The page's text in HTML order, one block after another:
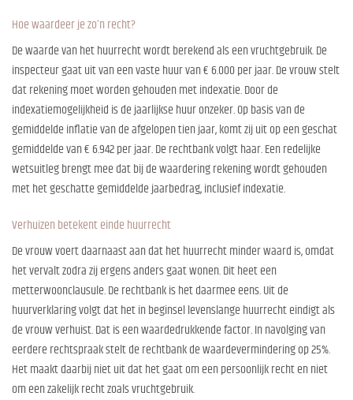
Hoe waardeer je zo’n recht?
De waarde van het huurrecht wordt berekend als een vruchtgebruik. De
inspecteur gaat uit van een vaste huur van € 6.000 per jaar. De vrouw stelt
dat rekening moet worden gehouden met indexatie. Door de
indexatiemogelijkheid is de jaarlijkse huur onzeker. Op basis van de
gemiddelde inflatie van de afgelopen tien jaar, komt zij uit op een geschat
gemiddelde van € 6.942 per jaar. De rechtbank volgt haar. Een redelijke
wetsuitleg brengt mee dat bij de waardering rekening wordt gehouden
met het geschatte gemiddelde jaarbedrag, inclusief indexatie.
Verhuizen betekent einde huurrecht
De vrouw voert daarnaast aan dat het huurrecht minder waard is, omdat
het vervalt zodra zij ergens anders gaat wonen. Dit heet een
metterwoonclausule. De rechtbank is het daarmee eens. Uit de
huurverklaring volgt dat het in beginsel levenslange huurrecht eindigt als
de vrouw verhuist. Dat is een waardedrukkende factor. In navolging van
eerdere rechtspraak stelt de rechtbank de waardevermindering op 25%.
Het maakt daarbij niet uit dat het gaat om een persoonlijk recht en niet
om een zakelijk recht zoals vruchtgebruik.